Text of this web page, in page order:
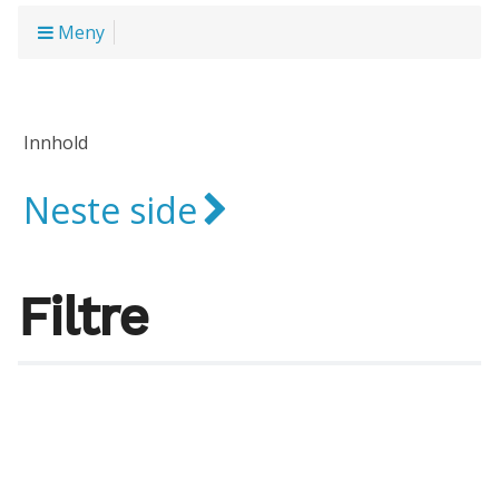
Meny
Innhold
Neste side
Filtre